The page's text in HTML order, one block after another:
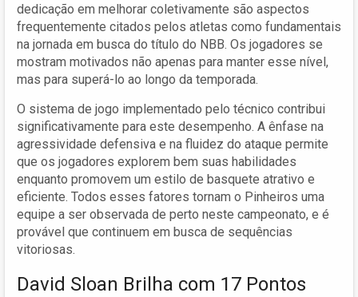
dedicação em melhorar coletivamente são aspectos
frequentemente citados pelos atletas como fundamentais
na jornada em busca do título do NBB. Os jogadores se
mostram motivados não apenas para manter esse nível,
mas para superá-lo ao longo da temporada.
O sistema de jogo implementado pelo técnico contribui
significativamente para este desempenho. A ênfase na
agressividade defensiva e na fluidez do ataque permite
que os jogadores explorem bem suas habilidades
enquanto promovem um estilo de basquete atrativo e
eficiente. Todos esses fatores tornam o Pinheiros uma
equipe a ser observada de perto neste campeonato, e é
provável que continuem em busca de sequências
vitoriosas.
David Sloan Brilha com 17 Pontos